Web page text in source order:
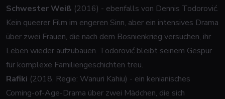
Schwester Weiß (2016) - ebenfalls von Dennis Todorović.
Kein queerer Film im engeren Sinn, aber ein intensives Drama
über zwei Frauen, die nach dem Bosnienkrieg versuchen, ihr
Leben wieder aufzubauen. Todorović bleibt seinem Gespür
für komplexe Familiengeschichten treu.
Rafiki (2018, Regie: Wanuri Kahiu) - ein kenianisches
Coming-of-Age-Drama über zwei Mädchen, die sich